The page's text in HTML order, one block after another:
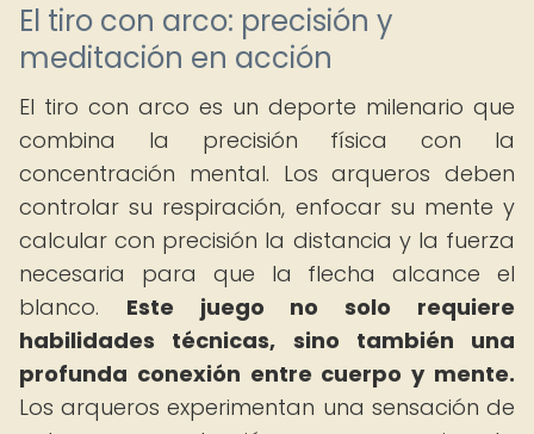
El tiro con arco: precisión y
meditación en acción
El tiro con arco es un deporte milenario que
combina la precisión física con la
concentración mental. Los arqueros deben
controlar su respiración, enfocar su mente y
calcular con precisión la distancia y la fuerza
necesaria para que la flecha alcance el
blanco. Este juego no solo requiere
habilidades técnicas, sino también una
profunda conexión entre cuerpo y mente.
Los arqueros experimentan una sensación de